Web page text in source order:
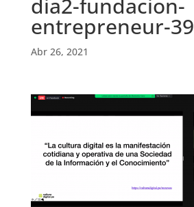
dia2-fundacion-
entrepreneur-39
Abr 26, 2021